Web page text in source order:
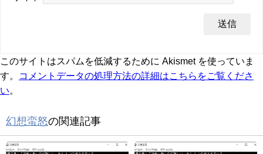
このサイトはスパムを低減するために Akismet を使っていま
す。
コメントデータの処理方法の詳細はこちらをご覧くださ
い
幻想蛮怒の関連記事